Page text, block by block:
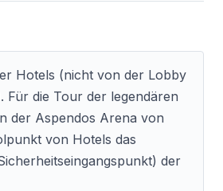
allen Hotels in Kemer
der Rücktransfer sind von
den umliegenden Regionen
Hotels (nicht von der Lobby
Für die Tour der legendären
der Aspendos Arena von
von Hotels das
der